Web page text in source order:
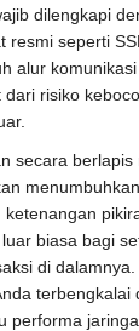
dilengkapi
resmi seperti
alur
risiko
secara berlapis
biasa bagi
di dalamnya.
terbengkalai
performa